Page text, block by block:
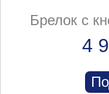
Брелок с
4